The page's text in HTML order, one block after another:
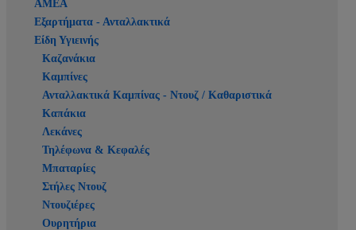
ΑΜΕΑ
Εξαρτήματα - Ανταλλακτικά
Είδη Υγιεινής
Καζανάκια
Καμπίνες
Ανταλλακτικά Καμπίνας - Ντουζ / Καθαριστικά
Καπάκια
Λεκάνες
Τηλέφωνα & Κεφαλές
Μπαταρίες
Στήλες Ντουζ
Ντουζιέρες
Ουρητήρια